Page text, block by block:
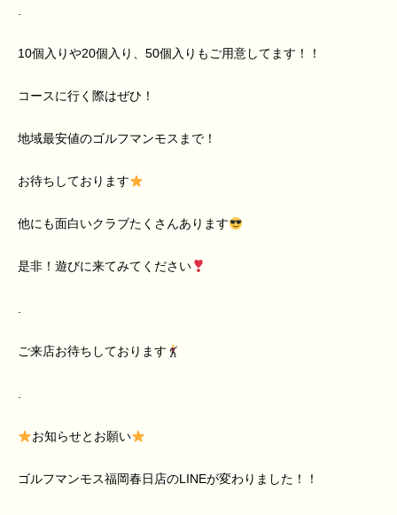
.
10個入りや20個入り、50個入りもご用意してます！！
コースに行く際はぜひ！
地域最安値のゴルフマンモスまで！
お待ちしております
他にも面白いクラブたくさんあります
是非！遊びに来てみてください
.
ご来店お待ちしております
.
お知らせとお願い
ゴルフマンモス福岡春日店のLINEが変わりました！！